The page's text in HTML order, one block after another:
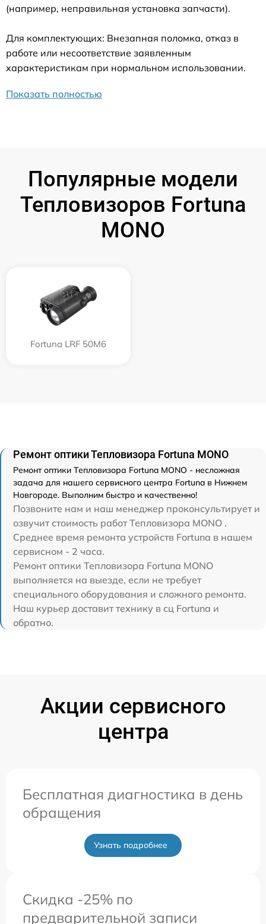
(например, неправильная установка запчасти).
Для комплектующих: Внезапная поломка, отказ в
работе или несоответствие заявленным
характеристикам при нормальном использовании.
Показать полностью
Популярные модели
Тепловизоров Fortuna
MONO
Fortuna LRF 50M6
Ремонт оптики Тепловизора Fortuna MONO
Ремонт оптики Тепловизора Fortuna MONO - несложная
задача для нашего сервисного центра Fortuna в Нижнем
Новгороде. Выполним быстро и качественно!
Позвоните нам и наш менеджер проконсультирует и
озвучит стоимость работ Тепловизора MONO .
Среднее время ремонта устройств Fortuna в нашем
сервисном - 2 часа.
Ремонт оптики Тепловизора Fortuna MONO
выполняется на выезде, если не требует
специального оборудования и сложного ремонта.
Наш курьер доставит технику в сц Fortuna и
обратно.
Акции сервисного
центра
Бесплатная диагностика в день
обращения
Узнать подробнее
Скидка -25% по
предварительной записи